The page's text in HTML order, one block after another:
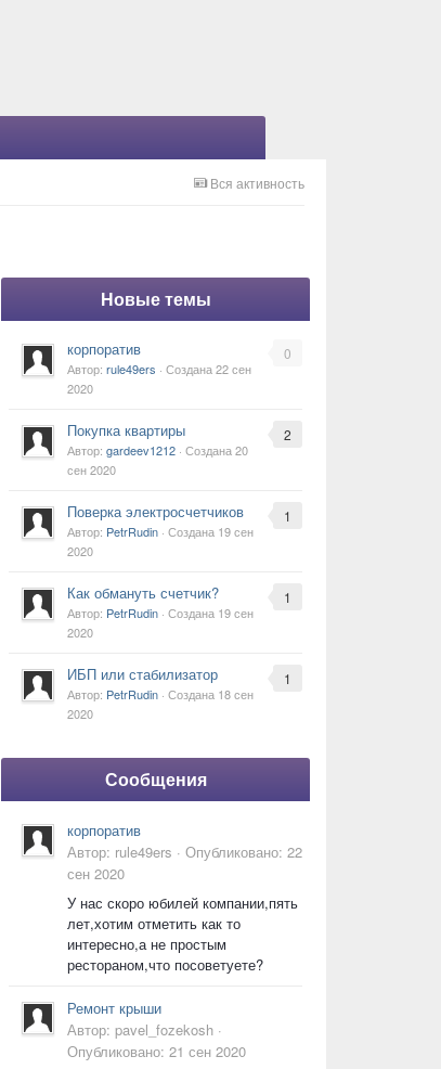
Вся активность
Новые темы
0
корпоратив
Автор: rule49ers · Создана22 сен
2020
2
Покупка квартиры
Автор: gardeev1212 · Создана20
сен 2020
1
Поверка электросчетчиков
Автор: PetrRudin · Создана 19 сен
2020
1
Как обмануть счетчик?
Автор: PetrRudin · Создана 19 сен
2020
1
ИБП или стабилизатор
Автор: PetrRudin · Создана 18 сен
2020
Сообщения
корпоратив
Автор: rule49ers · Опубликовано: 22
сен 2020
У нас скоро юбилей компании,пять
лет,хотим отметить как то
интересно,а не простым
рестораном,что посоветуете?
Ремонт крыши
Автор: pavel_fozekosh ·
Опубликовано: 21 сен 2020